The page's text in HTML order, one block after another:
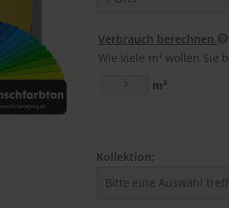
Verbrauch berechnen
Wie viele m² wollen Sie
m²
Kollektion: